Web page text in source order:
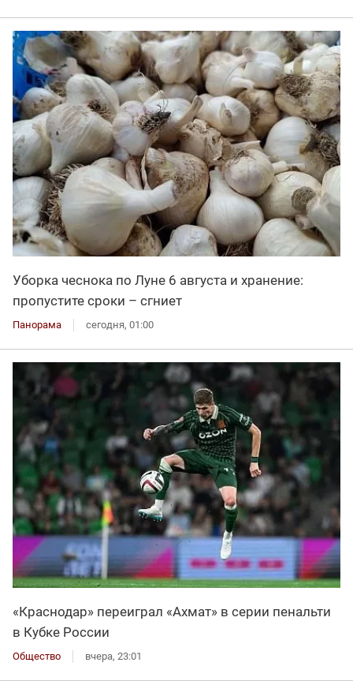
Уборка чеснока по Луне 6 августа и хранение:
пропустите сроки – сгниет
Панорама сегодня, 01:00
«Краснодар» переиграл «Ахмат» в серии пенальти
в Кубке России
Общество вчера, 23:01